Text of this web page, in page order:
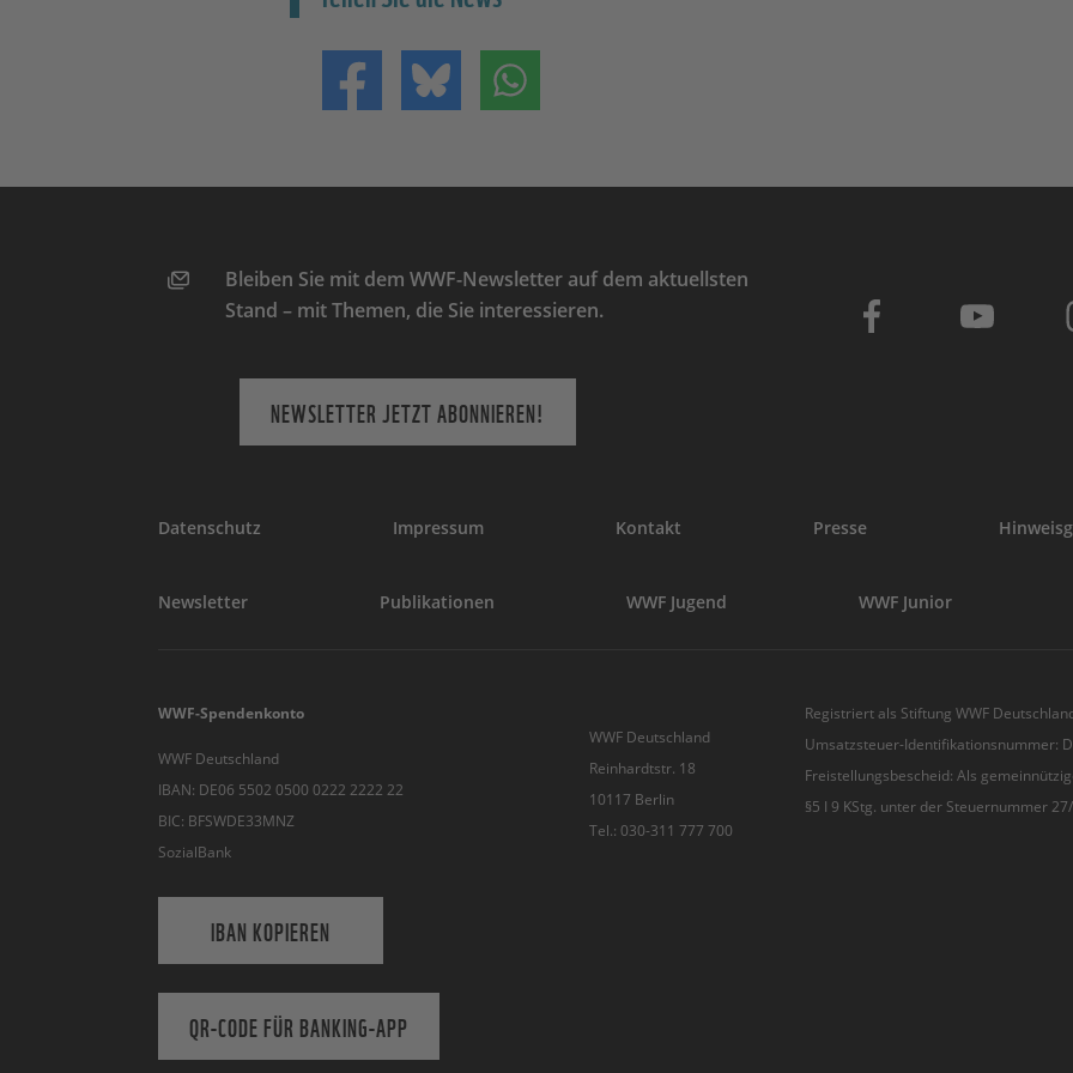
Teilen auf FacebookTeilen auf Bluesky
Bleiben Sie mit dem WWF-Newsletter auf dem aktuellsten
Stand – mit Themen, die Sie interessieren.
NEWSLETTER JETZT ABONNIEREN!
Datenschutz Impressum Kontakt Presse
Newsletter Publikationen WWF Jugend WWF Junior
WWF-Spendenkonto
WWF Deutschland
IBAN: DE06 5502 0500 0222 2222 22
BIC: BFSWDE33MNZ
SozialBank
IBAN KOPIEREN
QR-CODE FÜR BANKING-APP
WWF Deutschland
Reinhardtstr. 18
10117 Berlin
Tel.: 030-311 777 700
Registriert als Stiftung WWF
Umsatzsteuer-Identifikationsnummer:
Freistellungsbescheid: Als
§5 I 9 KStg. unter der Steuernummer